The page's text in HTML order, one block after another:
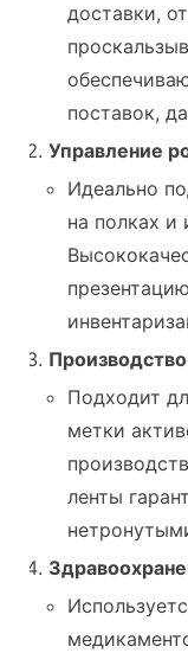
доставки,
поставок,
Управление
Идеально
на полках и
Подходит
метки
ленты